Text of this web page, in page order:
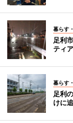
暮らす
足利
ティ
暮らす
足利
けに